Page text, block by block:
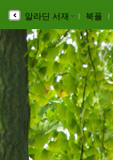
알라딘 서재 ｌ 북플 ｌ